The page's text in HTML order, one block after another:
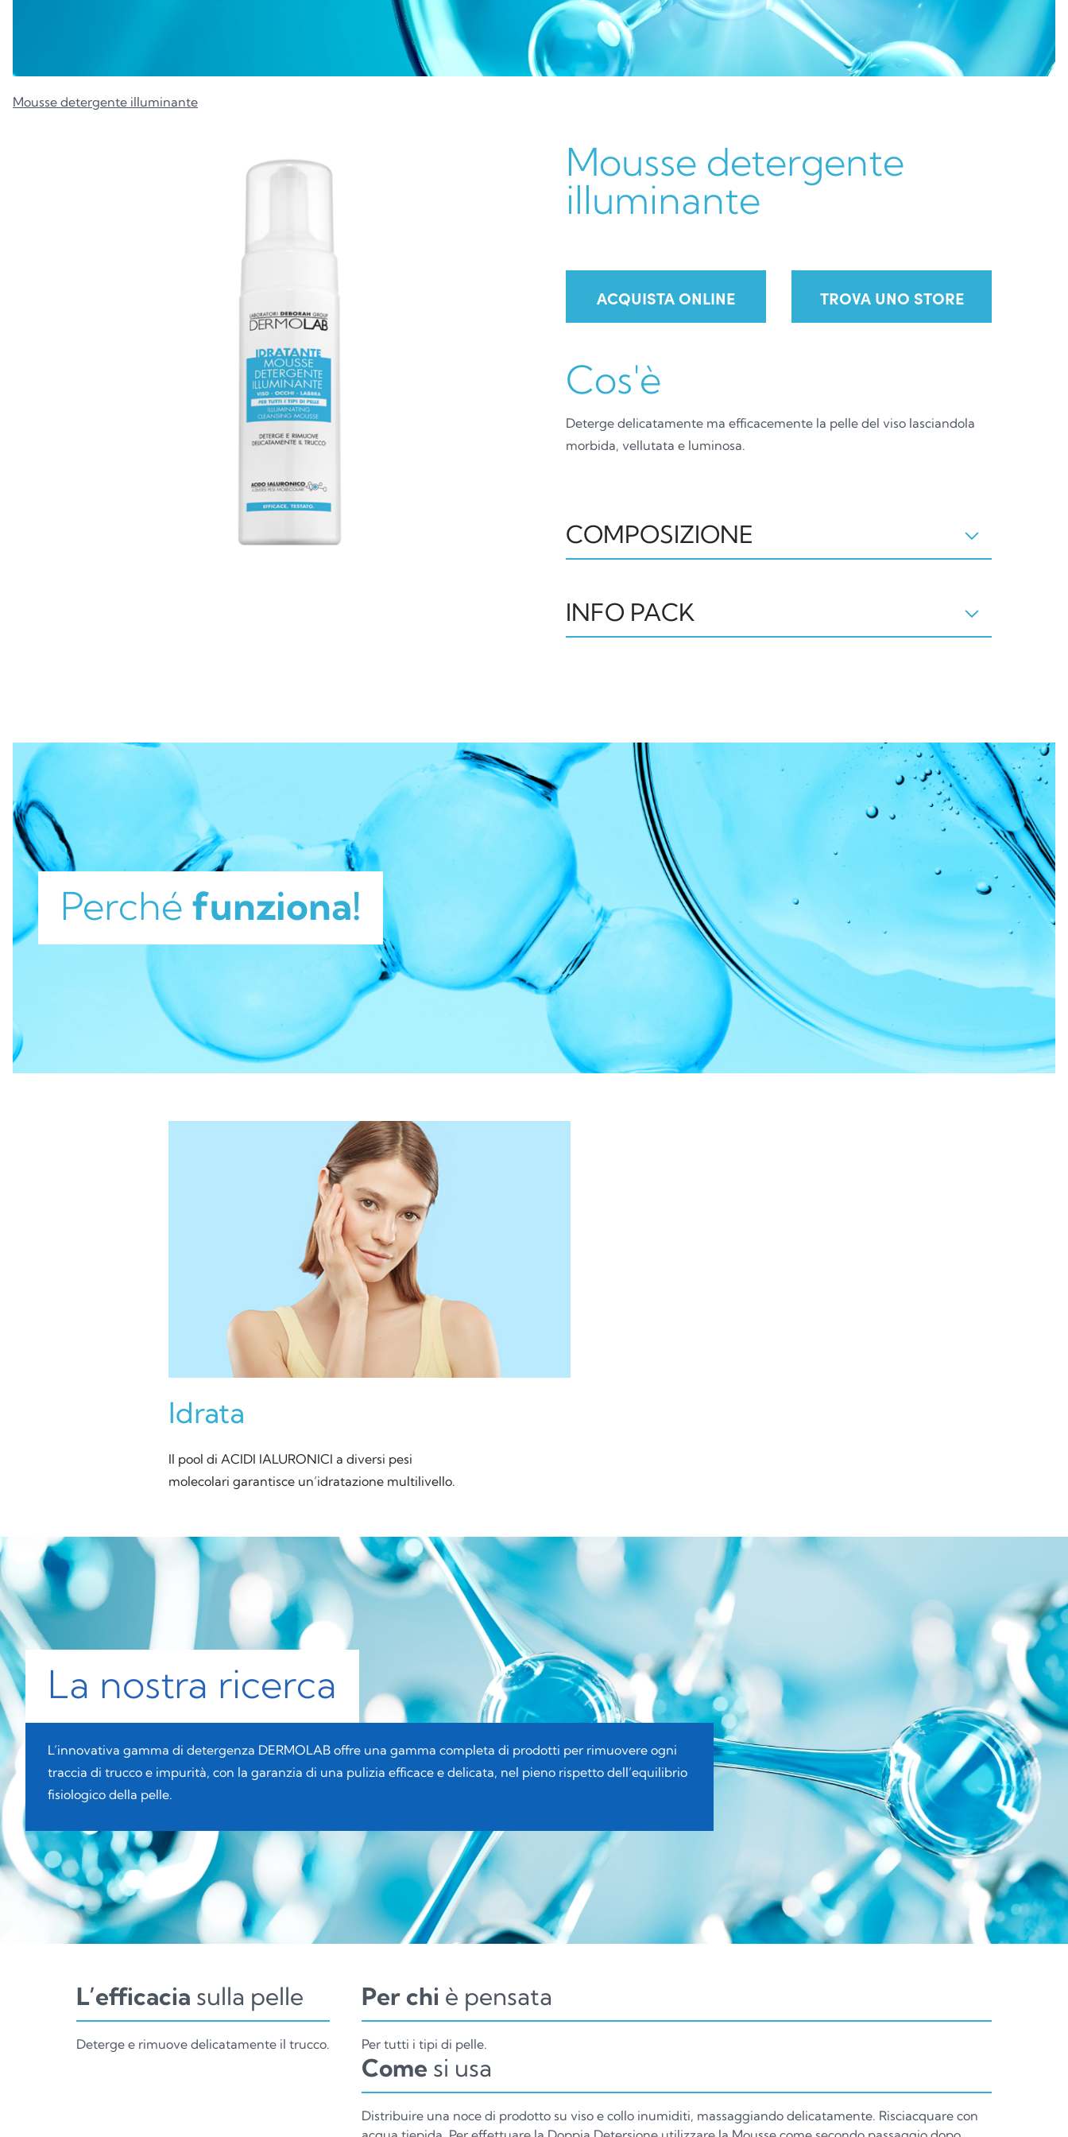
Mousse detergente illuminante
Mousse detergente
illuminante
ACQUISTA ONLINE TROVA UNO STORE
Cos'è
Deterge delicatamente ma efficacemente la pelle del viso lasciandola
morbida, vellutata e luminosa.
COMPOSIZIONE
COCAMIDOPROPYL BETAINE, 1,2-HEXANEDIOL, CAPRYL GLYCOL,
SODIUM METHYL COCOYL TAURATE, SODIUM CITRATE,
CAPRYLHYDROXAMIC ACID, ETHYLHEXYLGLYCERIN,
INFO PACK
Plastica
Perché funziona!
Idrata
Il pool di ACIDI IALURONICI a diversi pesi
molecolari garantisce un’idratazione multilivello.
La nostra ricerca
L’innovativa gamma di detergenza DERMOLAB offre una gamma completa di prodotti per rimuovere ogni
traccia di trucco e impurità, con la garanzia di una pulizia efficace e delicata, nel pieno rispetto dell’equilibrio
fisiologico della pelle.
L’efficacia sulla pelle
Deterge e rimuove delicatamente il trucco.
Per chi è pensata
Per tutti i tipi di pelle.
Come si usa
Distribuire una noce di prodotto su viso e collo inumiditi, massaggiando delicatamente. Risciacquare con